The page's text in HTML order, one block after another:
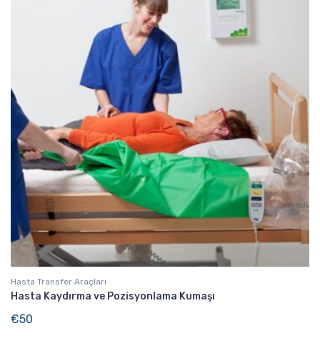
Hasta Transfer Araçları
Hasta Kaydırma ve Pozisyonlama Kumaşı
€50